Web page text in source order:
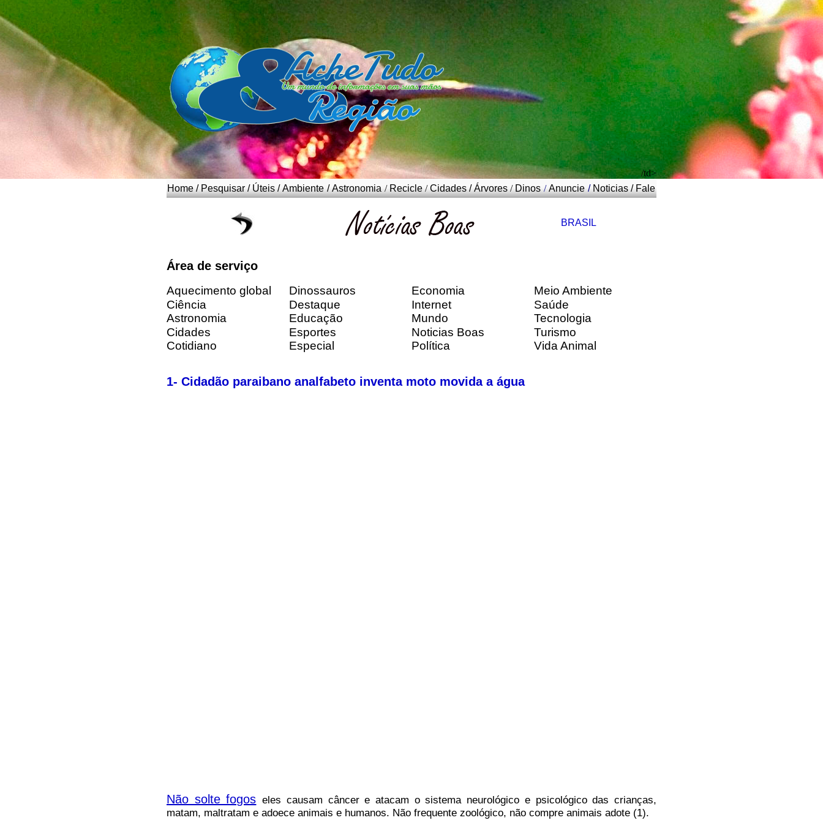
/td>
Home / Pesquisar / Úteis /Ambiente /Astronomia / Recicle /Cidades /Árvores / Dinos /Anuncie / Noticias / Fale
BRASIL
Área de serviço
Aquecimento global Dinossauros Economia
Meio Ambiente
Ciência
Destaque Internet
Saúde
Astronomia
Educação Mundo
Tecnologia
Cidades
Esportes Noticias Boas
Turismo
Cotidiano
Especial Política Vida Animal
1- Cidadão paraibano analfabeto inventa moto movida a água
Não solte fogos eles causam câncer e atacam o sistema neurológico e psicológico das crianças,
matam, maltratam e adoece animais e humanos. Não frequente zoológico, não compre animais adote (1).